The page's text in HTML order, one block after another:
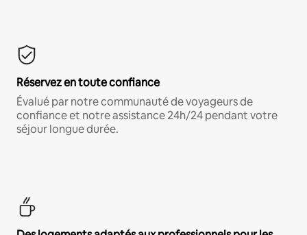
Réservez en toute confiance
Évalué par notre communauté de voyageurs de
confiance et notre assistance 24h/24 pendant votre
séjour longue durée.